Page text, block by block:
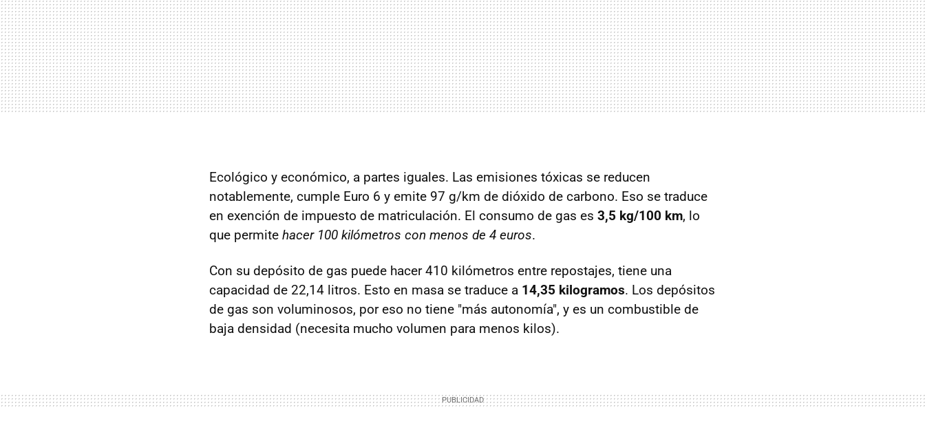
Ecológico y económico, a partes iguales. Las emisiones tóxicas se reducen
notablemente, cumple Euro 6 y emite 97 g/km de dióxido de carbono. Eso se traduce
en exención de impuesto de matriculación. El consumo de gas es 3,5 kg/100 km, lo
que permite hacer 100 kilómetros con menos de 4 euros.
Con su depósito de gas puede hacer 410 kilómetros entre repostajes, tiene una
capacidad de 22,14 litros. Esto en masa se traduce a 14,35 kilogramos. Los depósitos
de gas son voluminosos, por eso no tiene "más autonomía", y es un combustible de
baja densidad (necesita mucho volumen para menos kilos).